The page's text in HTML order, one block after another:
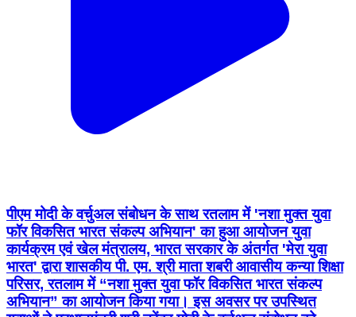
पीएम मोदी के वर्चुअल संबोधन के साथ रतलाम में 'नशा मुक्त युवा
फॉर विकसित भारत संकल्प अभियान' का हुआ आयोजन युवा
कार्यक्रम एवं खेल मंत्रालय, भारत सरकार के अंतर्गत 'मेरा युवा
भारत' द्वारा शासकीय पी. एम. श्री माता शबरी आवासीय कन्या शिक्षा
परिसर, रतलाम में “नशा मुक्त युवा फॉर विकसित भारत संकल्प
अभियान” का आयोजन किया गया। इस अवसर पर उपस्थित